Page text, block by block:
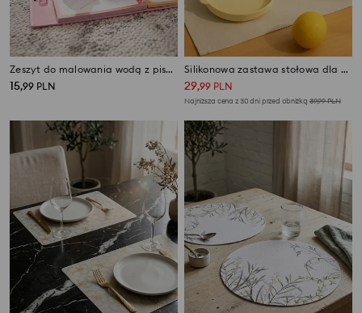
Zeszyt do malowania wodą z pisakiem z motywem kotów
15,99 PLN
Silikonowa zastawa stołowa dla niemowląt 4 pack
29,99 PLN
Najniższa cena z 30 dni przed obniżką 39,99PLN